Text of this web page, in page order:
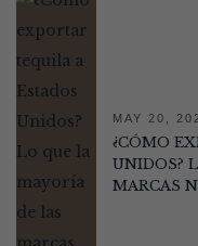
MAY 20,
¿CÓMO
UNIDOS?
MARCAS